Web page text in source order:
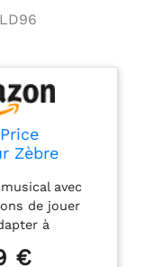
jambes
il
les
pas en toute
permet
des
de jeu
les liens
en
ensemble.
Zèbre
avec
de jouer
à
debout et
€